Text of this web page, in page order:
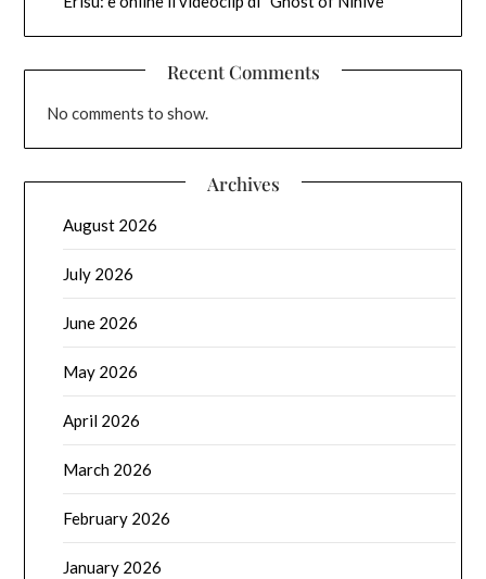
Recent Comments
No comments to show.
Archives
August 2026
July 2026
June 2026
May 2026
April 2026
March 2026
February 2026
January 2026